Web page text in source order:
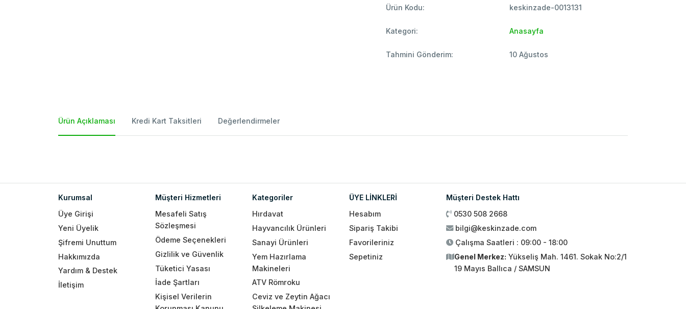
Ürün Kodu: keskinzade-0013131
Kategori: Anasayfa
Tahmini Gönderim: 10 Ağustos
Ürün Açıklaması Kredi Kart Taksitleri Değerlendirmeler
Kurumsal
Üye Girişi
Yeni Üyelik
Şifremi Unuttum
Hakkımızda
Yardım & Destek
İletişim
Müşteri Hizmetleri
Mesafeli Satış
Sözleşmesi
Ödeme Seçenekleri
Gizlilik ve Güvenlik
Tüketici Yasası
İade Şartları
Kişisel Verilerin
Kategoriler
Hırdavat
Hayvancılık Ürünleri
Sanayi Ürünleri
Yem Hazırlama
Makineleri
ATV Römroku
Ceviz ve Zeytin Ağacı
ÜYE LİNKLERİ
Hesabım
Sipariş Takibi
Favorileriniz
Sepetiniz
Müşteri Destek Hattı
0530 508 2668
bilgi@keskinzade.com
Çalışma Saatleri : 09:00 - 18:00
Genel Merkez: Yükseliş Mah. 1461. Sokak No:2/1
19 Mayıs Ballıca / SAMSUN